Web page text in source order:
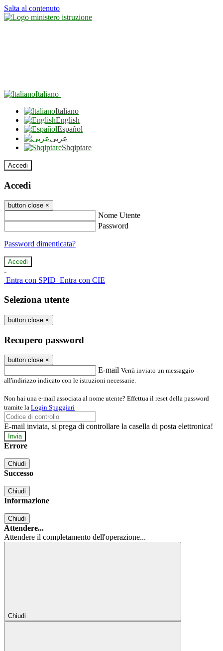
Salta al contenuto
Italiano
Italiano
English
Español
عربى
Shqiptare
Accedi
Accedi
button close ×
Nome Utente
Password
Password dimenticata?
-
Entra con SPID Entra con CIE
Seleziona utente
button close ×
Recupero password
button close ×
E-mail Verrà inviato un messaggio
all'indirizzo indicato con le istruzioni necessarie.
Non hai una e-mail associata al nome utente? Effettua il reset della password
tramite la Login Spaggiari
E-mail inviata, si prega di controllare la casella di posta elettronica!
Errore
Chiudi
Successo
Chiudi
Informazione
Chiudi
Attendere...
Attendere il completamento dell'operazione...
Chiudi